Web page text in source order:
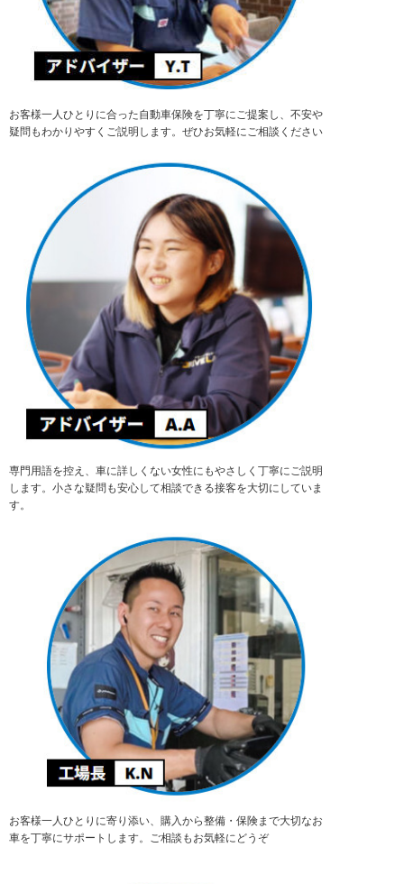
お客様一人ひとりに合った自動車保険を丁寧にご提案し、不安や
疑問もわかりやすくご説明します。ぜひお気軽にご相談ください
専門用語を控え、車に詳しくない女性にもやさしく丁寧にご説明
します。小さな疑問も安心して相談できる接客を大切にしていま
す。
お客様一人ひとりに寄り添い、購入から整備・保険まで大切なお
車を丁寧にサポートします。ご相談もお気軽にどうぞ